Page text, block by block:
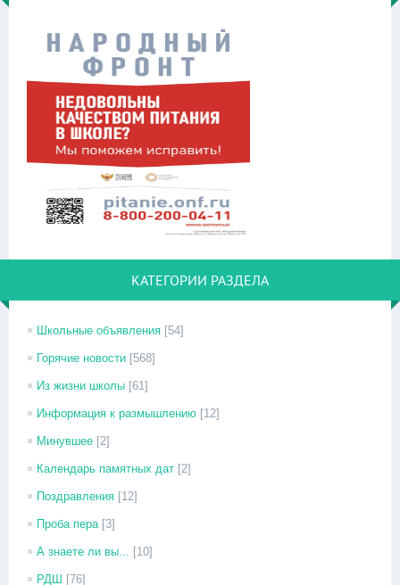
КАТЕГОРИИ РАЗДЕЛА
Школьные объявления [54]
Горячие новости [568]
Из жизни школы [61]
Информация к размышлению [12]
Минувшее [2]
Календарь памятных дат [2]
Поздравления [12]
Проба пера [3]
А знаете ли вы... [10]
РДШ [76]